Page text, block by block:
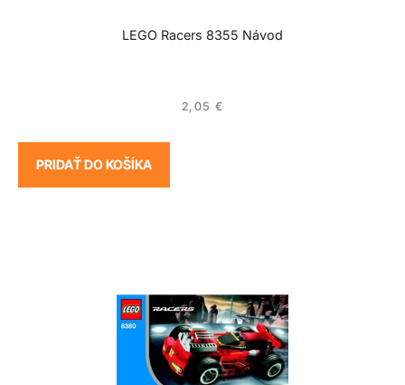
LEGO Racers 8355 Návod
2,05 €
PRIDAŤ DO KOŠÍKA